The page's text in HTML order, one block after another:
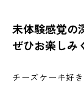
未体験感覚の
ぜひお楽しみ
チーズケーキ好